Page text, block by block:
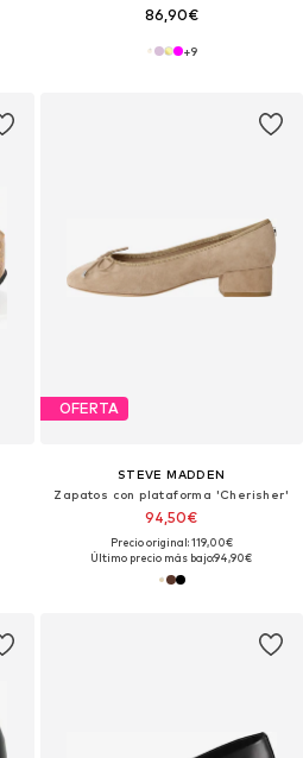
86,90€
+9
OFERTA
STEVE MADDEN
Zapatos con plataforma 'Cherisher'
94,50€
Precio original: 119,00€
Último precio más bajo:94,90€